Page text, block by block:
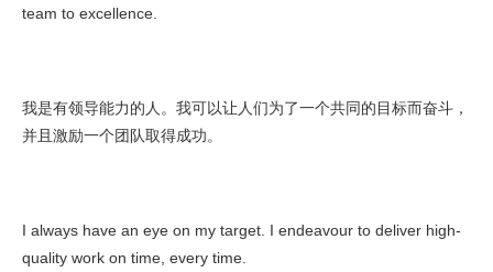
team to excellence.
我是有领导能力的人。我可以让人们为了一个共同的目标而奋斗，
并且激励一个团队取得成功。
I always have an eye on my target. I endeavour to deliver high-
quality work on time, every time.